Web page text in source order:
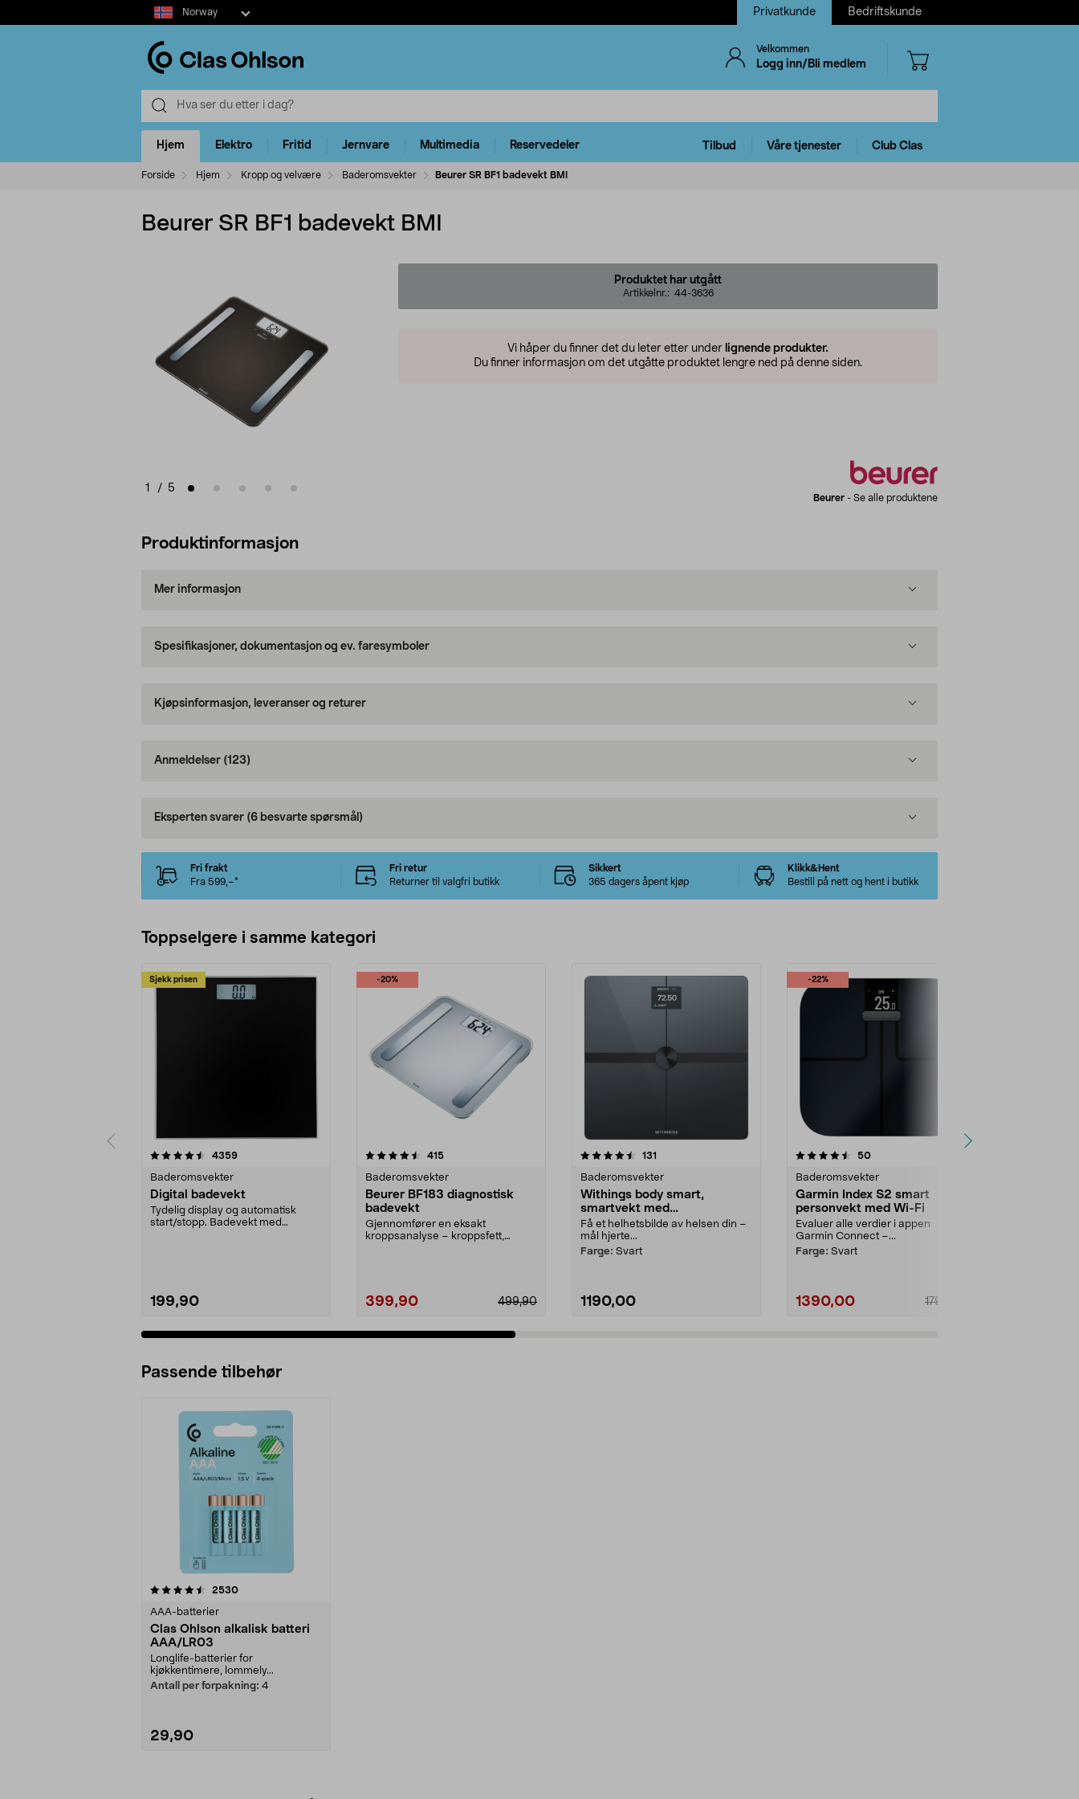
Select
market
Norway Privatkunde Bedriftskunde
Velkommen
Logg inn/Bli medlem
Hjem Elektro Fritid Jernvare Multimedia Reservedeler Tilbud Våre tjenester Club Clas
Forside Hjem Kropp og velvære Baderomsvekter Beurer SR BF1 badevekt BMI
Beurer SR BF1 badevekt BMI
1 / 5
Produktet har utgått
Artikkelnr.: 44-3636
Vi håper du finner det du leter etter under lignende produkter.
Du finner informasjon om det utgåtte produktet lengre ned på denne siden.
Beurer - Se alle produktene
Produktinformasjon
Mer informasjon
Spesifikasjoner, dokumentasjon og ev. faresymboler
Kjøpsinformasjon, leveranser og returer
Anmeldelser (123)
Eksperten svarer (6 besvarte spørsmål)
Fri frakt
Fra 599,–*
Fri retur
Returner til valgfri butikk
Sikkert
365 dagers åpent kjøp
Klikk&Hent
Bestill på nett og hent i butikk
Toppselgere i samme kategori
Sjekk prisen
4359anmeldelser
Baderomsvekter
Digital badevekt
Tydelig display og automatisk
start/stopp. Badevekt med
199,90
-20%
4.5 av 5 stjerner 415anmeldelser
Baderomsvekter
Beurer BF183 diagnostisk
badevekt
Gjennomfører en eksakt
kroppsanalyse – kroppsfett,
399,90 499,90
4.5 av 5 stjerner 131
Baderomsvekter
Withings body smart,
smartvekt med
kroppsanalyse
Få et helhetsbilde av helsen din –
mål hjerte...
Farge: Svart
1190,00
-22%
4.5 av 5 stjerner 50anmeldelser
Baderomsvekter
Garmin Index S2 smart
personvekt med Wi-Fi
Evaluer alle verdier i appen
Garmin Connect –...
Farge: Svart
1390,00 1790,00
4.5 av 5 stjerner
Passende tilbehør
2530anmeldelser
AAA-batterier
Clas Ohlson alkalisk batteri
AAA/LR03
Longlife-batterier for
kjøkkentimere, lommely...
Antall per forpakning: 4
29,90